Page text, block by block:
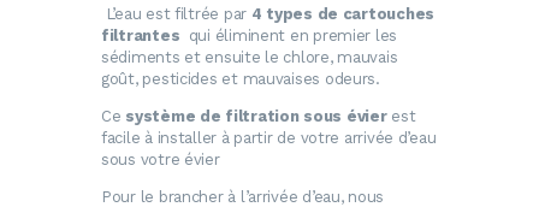
L’eau est filtrée par 4 types de cartouches
filtrantes qui éliminent en premier les
sédiments et ensuite le chlore, mauvais
goût, pesticides et mauvaises odeurs.
Ce système de filtration sous évierest
facile à installer à partir de votre arrivée d’eau
sous votre évier
Pour le brancher à l’arrivée d’eau, nous